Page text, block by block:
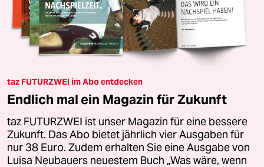
taz FUTURZWEI im Abo entdecken
Endlich mal ein Magazin für Zukunft
taz FUTURZWEI ist unser Magazin für eine bessere
Zukunft. Das Abo bietet jährlich vier Ausgaben für
nur 38 Euro. Zudem erhalten Sie eine Ausgabe von
Luisa Neubauers neuestem Buch „Was wäre, wenn